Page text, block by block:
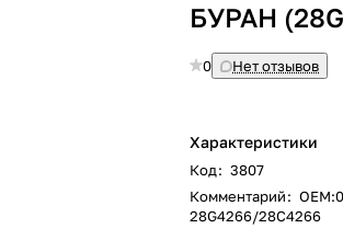
БУРАН
0 Нет отзывов
Характеристики
Код: 3807
Комментарий:
28G4266/28C4266